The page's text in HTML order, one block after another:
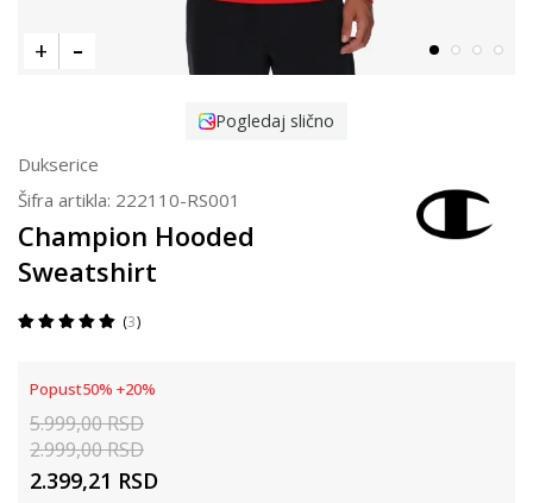
Pogledaj slično
Dukserice
Šifra artikla: 222110-RS001
Champion Hooded
Sweatshirt
3
Popust50% +20%
5.999,00RSD
2.999,00RSD
2.399,21 RSD